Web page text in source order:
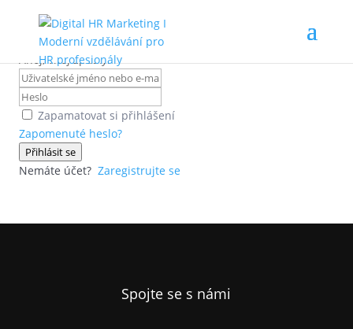
Ahoj, vítej zpátky!
Zapamatovat si přihlášení
Zapomenuté heslo?
Přihlásit se
Nemáte účet? Zaregistrujte se
Spojte se s námi